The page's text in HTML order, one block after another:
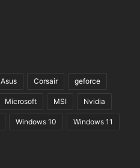
Asus Corsair geforce
Microsoft MSI Nvidia
Windows 10 Windows 11